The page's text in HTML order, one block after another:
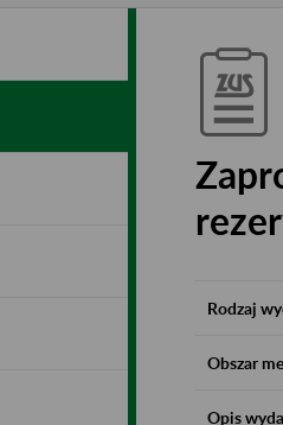
Rodzaj
Obszar
Opis